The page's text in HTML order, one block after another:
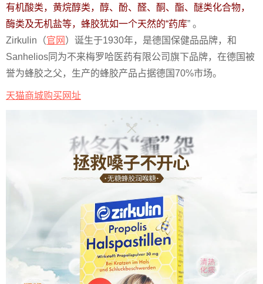
有机酸类，黄烷醇类，醇、酚、醛、酮、酯、醚类化合物，
酶类及无机盐等，蜂胶犹如一个天然的“药库” 。
Zirkulin（官网 ）诞生于1930年，是德国保健品品牌，和
Sanhelios同为不来梅罗哈医药有限公司旗下品牌，在德国被
誉为蜂胶之父，生产的蜂胶产品占据德国70%市场。
天猫商城购买网址